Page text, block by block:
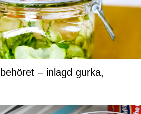
– inlagd gurka,